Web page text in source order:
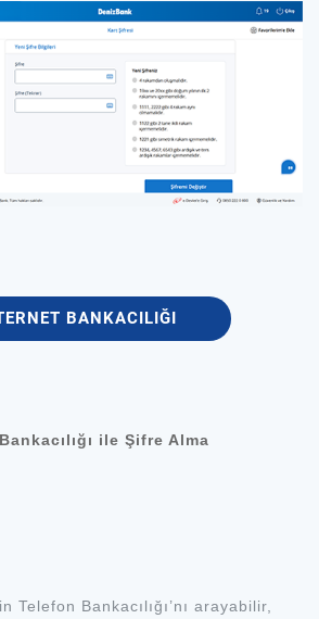
BANKACILIĞI
ile Şifre Alma
Bankacılığı’nı arayabilir,